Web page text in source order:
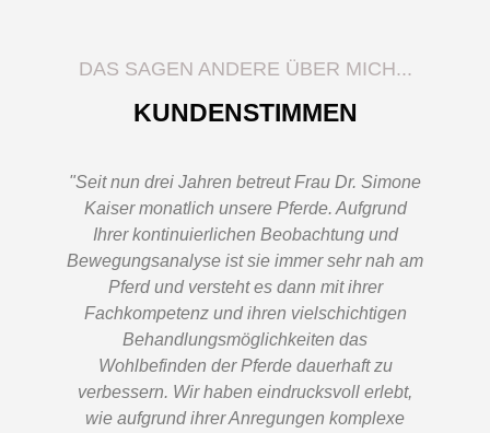
DAS SAGEN ANDERE ÜBER MICH...
KUNDENSTIMMEN
"Seit nun drei Jahren betreut Frau Dr. Simone
Kaiser monatlich unsere Pferde. Aufgrund
Ihrer kontinuierlichen Beobachtung und
Bewegungsanalyse ist sie immer sehr nah am
Pferd und versteht es dann mit ihrer
Fachkompetenz und ihren vielschichtigen
Behandlungsmöglichkeiten das
Wohlbefinden der Pferde dauerhaft zu
verbessern. Wir haben eindrucksvoll erlebt,
wie aufgrund ihrer Anregungen komplexe